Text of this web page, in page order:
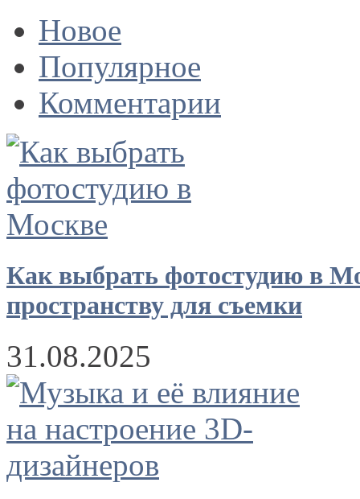
Новое
Популярное
Комментарии
Как выбрать фотостудию в
пространству для съемки
31.08.2025